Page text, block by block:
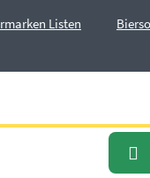
Listen